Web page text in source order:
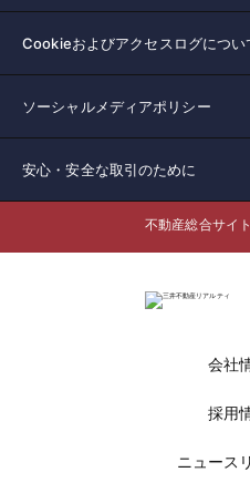
Cookieおよびアクセスログについ
ソーシャルメディアポリシー
安心・安全な取引のために
不動産総合サイ
会社
採用
ニュース